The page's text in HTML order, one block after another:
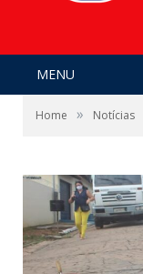
MENU
Home » Notícias